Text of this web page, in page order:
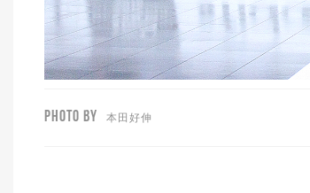
PHOTO BY 本田好伸